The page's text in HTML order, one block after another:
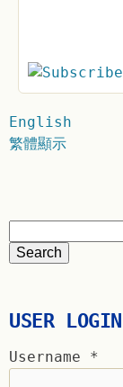
English
繁體顯示
USER LOGIN
Username *